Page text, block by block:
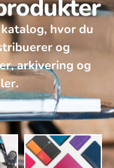
hvor du
og
arkivering og